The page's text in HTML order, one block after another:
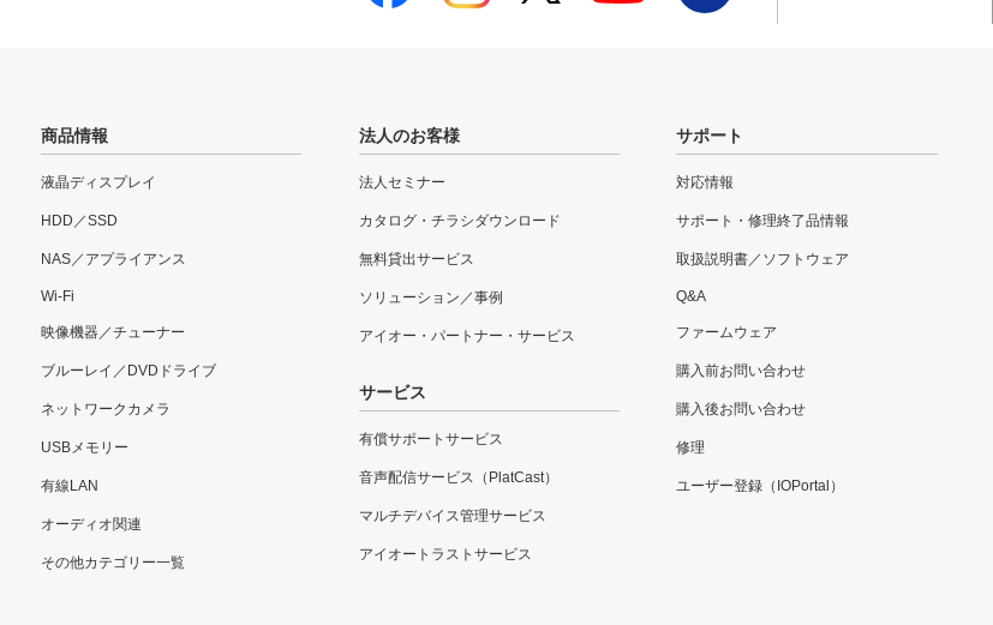
商品情報
液晶ディスプレイ
HDD／SSD
NAS／アプライアンス
Wi-Fi
映像機器／チューナー
ブルーレイ／DVDドライブ
ネットワークカメラ
USBメモリー
有線LAN
オーディオ関連
その他カテゴリー一覧
法人のお客様
法人セミナー
カタログ・チラシダウンロード
無料貸出サービス
ソリューション／事例
アイオー・パートナー・サービス
サービス
有償サポートサービス
音声配信サービス（PlatCast）
マルチデバイス管理サービス
アイオートラストサービス
サポート
対応情報
サポート・修理終了品情報
取扱説明書／ソフトウェア
Q&A
ファームウェア
購入前お問い合わせ
購入後お問い合わせ
修理
ユーザー登録（IOPortal）